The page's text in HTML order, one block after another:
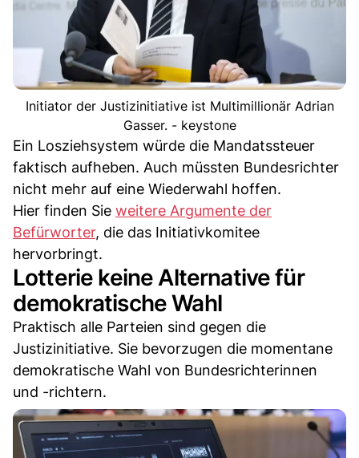
Initiator der Justizinitiative ist Multimillionär Adrian
Gasser. - keystone
Ein Losziehsystem würde die Mandatssteuer
faktisch aufheben. Auch müssten Bundesrichter
nicht mehr auf eine Wiederwahl hoffen.
Hier finden Sie weitere Argumente der
Befürworter, die das Initiativkomitee
hervorbringt.
Lotterie keine Alternative für
demokratische Wahl
Praktisch alle Parteien sind gegen die
Justizinitiative. Sie bevorzugen die momentane
demokratische Wahl von Bundesrichterinnen
und -richtern.